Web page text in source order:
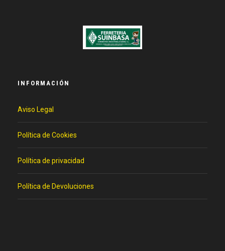
INFORMACIÓN
Aviso Legal
Política de Cookies
Política de privacidad
Política de Devoluciones